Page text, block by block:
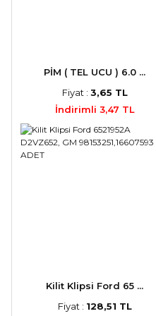
PİM ( TEL UCU ) 6.0 ...
Fiyat : 3,65 TL
İndirimli 3,47 TL
Kilit Klipsi Ford 65 ...
Fiyat : 128,51 TL